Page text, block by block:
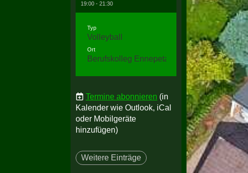
19:00 - 21:30
Typ
Volleyball
Ort
Berufskolleg Ennepetal, Halle 3
Termine abonnieren (in
Kalender wie Outlook, iCal
oder Mobilgeräte
hinzufügen)
Weitere Einträge